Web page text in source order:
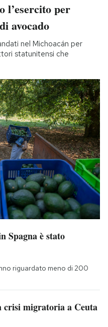
l’esercito per
avocado
nel Michoacán per
statunitensi che
Spagna è stato
riguardato meno di 200
crisi migratoria a Ceuta